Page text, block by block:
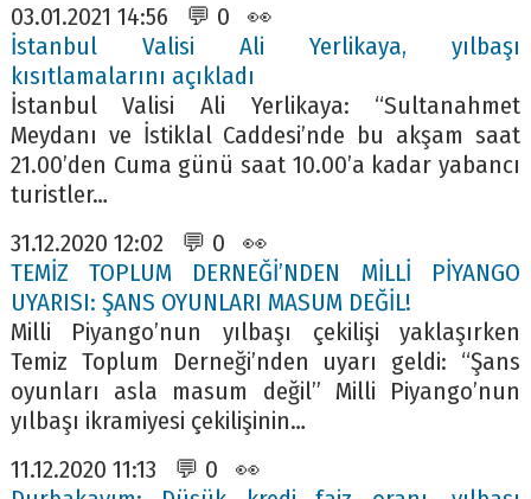
03.01.2021 14:56 💬 0 👀
İstanbul Valisi Ali Yerlikaya, yılbaşı
kısıtlamalarını açıkladı
İstanbul Valisi Ali Yerlikaya: “Sultanahmet
Meydanı ve İstiklal Caddesi’nde bu akşam saat
21.00’den Cuma günü saat 10.00’a kadar yabancı
turistler…
31.12.2020 12:02 💬 0 👀
TEMİZ TOPLUM DERNEĞİ’NDEN MİLLİ PİYANGO
UYARISI: ŞANS OYUNLARI MASUM DEĞİL!
Milli Piyango’nun yılbaşı çekilişi yaklaşırken
Temiz Toplum Derneği’nden uyarı geldi: “Şans
oyunları asla masum değil” Milli Piyango’nun
yılbaşı ikramiyesi çekilişinin…
11.12.2020 11:13 💬 0 👀